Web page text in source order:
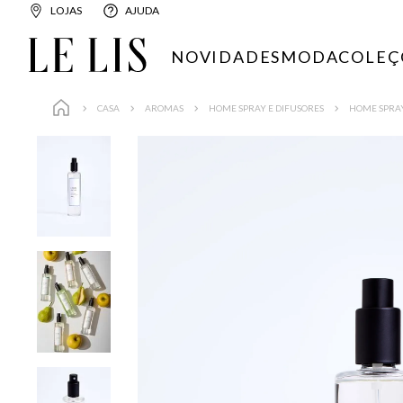
LOJAS AJUDA
NOVIDADESMODA
CASA AROMAS HOME SPRAY E DIFUSORES HOME